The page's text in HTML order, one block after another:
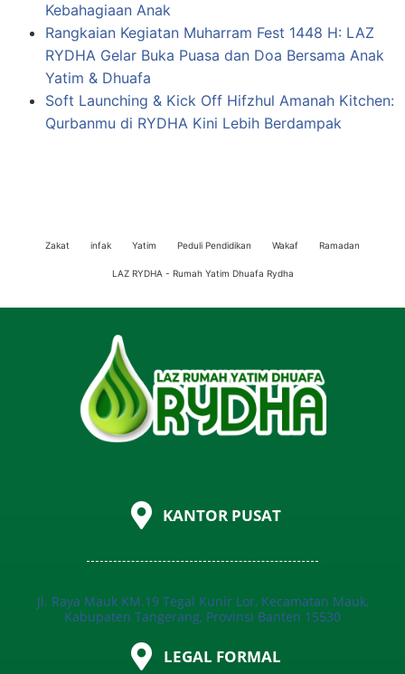
Kebahagiaan Anak
Rangkaian Kegiatan Muharram Fest 1448 H: LAZ
RYDHA Gelar Buka Puasa dan Doa Bersama Anak
Yatim & Dhuafa
Soft Launching & Kick Off Hifzhul Amanah Kitchen:
Qurbanmu di RYDHA Kini Lebih Berdampak
Zakat infak Yatim Peduli Pendidikan Wakaf Ramadan
LAZ RYDHA - Rumah Yatim Dhuafa Rydha
KANTOR PUSAT
Jl. Raya Mauk KM.19 Tegal Kunir Lor, Kecamatan Mauk,
Kabupaten Tangerang, Provinsi Banten 15530
LEGAL FORMAL